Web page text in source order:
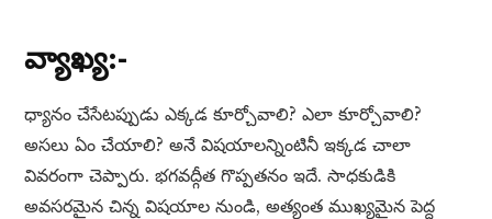
వ్యాఖ్య:-
ధ్యానం చేసేటప్పుడు ఎక్కడ కూర్చోవాలి? ఎలా కూర్చోవాలి?
అసలు ఏం చేయాలి? అనే విషయాలన్నింటినీ ఇక్కడ చాలా
వివరంగా చెప్పారు. భగవద్గీత గొప్పతనం ఇదే. సాధకుడికి
అవసరమైన చిన్న విషయాల నుండి, అత్యంత ముఖ్యమైన పెద్ద